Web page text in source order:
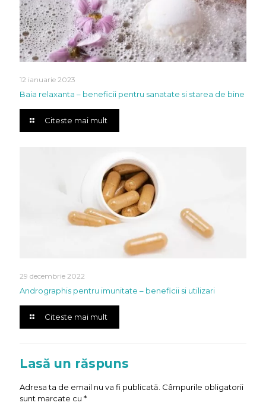
12 ianuarie 2023
Baia relaxanta – beneficii pentru sanatate si starea de bine
Citeste mai mult
29 decembrie 2022
Andrographis pentru imunitate – beneficii si utilizari
Citeste mai mult
Lasă un răspuns
Adresa ta de email nu va fi publicată. Câmpurile obligatorii
sunt marcate cu *